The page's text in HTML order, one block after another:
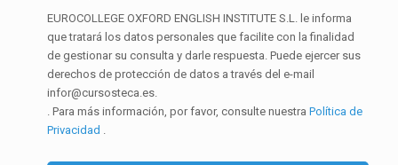
EUROCOLLEGE OXFORD ENGLISH INSTITUTE S.L. le informa
que tratará los datos personales que facilite con la finalidad
de gestionar su consulta y darle respuesta. Puede ejercer sus
derechos de protección de datos a través del e-mail
infor@cursosteca.es.
. Para más información, por favor, consulte nuestra Política de
Privacidad .